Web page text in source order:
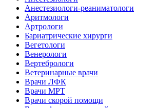
Анестезиологи-реаниматологи
Аритмологи
Артрологи
Бариатрические хирурги
Вегетологи
Венерологи
Вертебрологи
Ветеринарные врачи
Врачи ЛФК
Врачи МРТ
Врачи скорой помощи